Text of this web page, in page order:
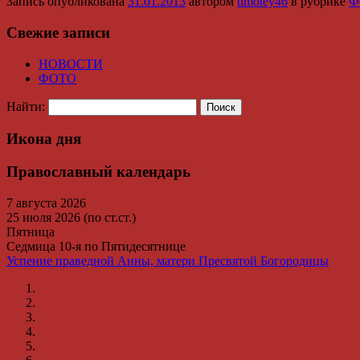
Свежие записи
НОВОСТИ
ФОТО
Найти:
Икона дня
Православный календарь
7 августа 2026
25 июля 2026 (по ст.ст.)
Пятница
Седмица 10-я по Пятидесятнице
Успение праведной Анны, матери Пресвятой Богородицы